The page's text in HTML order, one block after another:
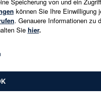
Es gelten die Datenschutzrichtlinien